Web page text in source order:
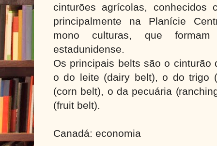
cinturões agrícolas, conhecidos
principalmente na Planície
mono culturas, que
estadunidense.
Os principais belts são o cinturão
o do leite (dairy belt), o do trigo
(corn belt), o da pecuária
(fruit belt).
Canadá: economia